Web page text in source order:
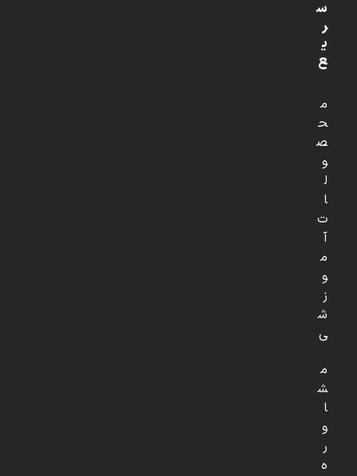
س
ر
ی
ع
م
ح
ص
و
ل
ا
ت
آ
م
و
ز
ش
ی
م
ش
ا
و
ر
ه